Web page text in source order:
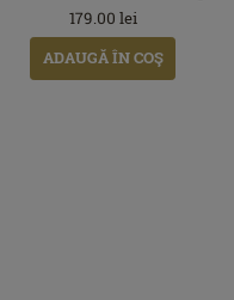
179.00 lei
ADAUGĂ ÎN COŞ